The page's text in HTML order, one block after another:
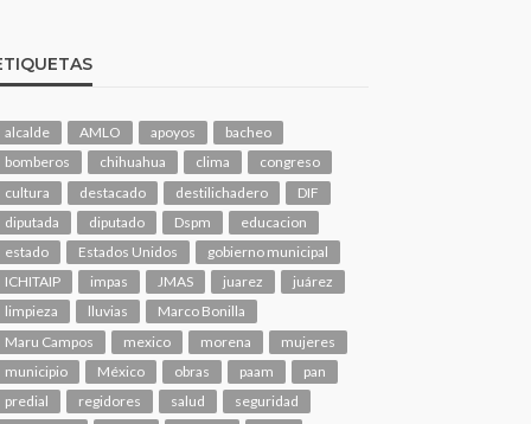
alcalde AMLO apoyos
bacheo
bomberos
chihuahua clima
congreso
cultura
destacado destilichadero
DIF
diputada
diputado Dspm
educacion
estado
Estados Unidos
gobierno municipal
ICHITAIP
impas JMAS juarez
juárez
limpieza
lluvias
Marco Bonilla
Maru Campos
mexico morena
mujeres
municipio
México obras paam
pan
predial
regidores salud
seguridad